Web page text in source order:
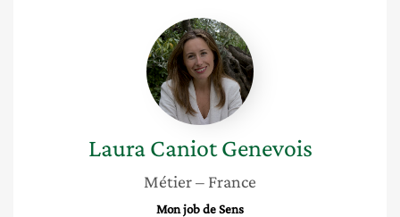
Laura
Caniot
Genevois
Laura Caniot Genevois
Métier– France
Mon job de Sens